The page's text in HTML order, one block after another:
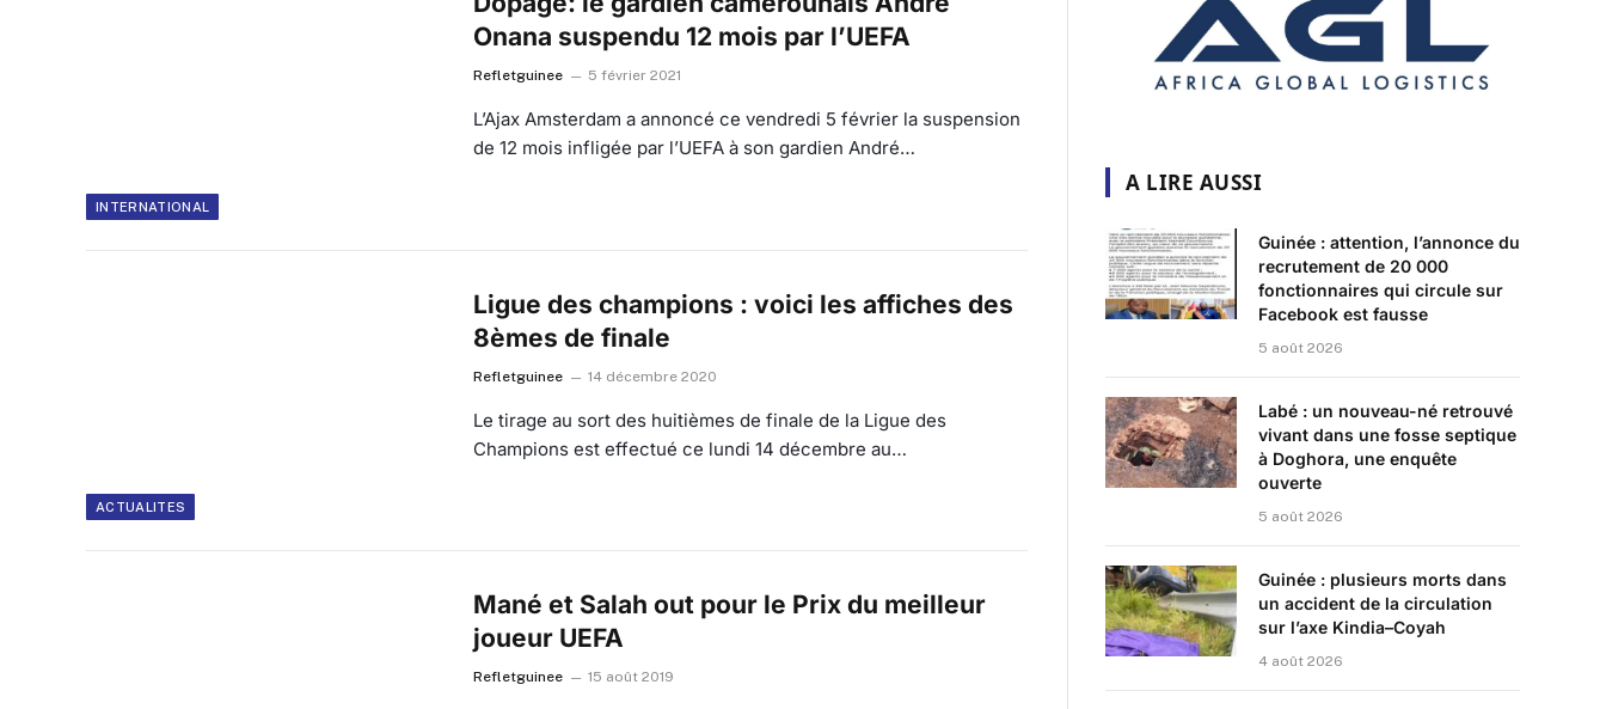
INTERNATIONAL
Onana suspendu 12 mois par l’UEFA
Refletguinee 5 février 2021
L’Ajax Amsterdam a annoncé ce vendredi 5 février la suspension
de 12 mois infligée par l’UEFA à son gardien André…
ACTUALITES
Ligue des champions : voici les affiches des
8èmes de finale
Refletguinee 14 décembre 2020
Le tirage au sort des huitièmes de finale de la Ligue des
Champions est effectué ce lundi 14 décembre au…
Mané et Salah out pour le Prix du meilleur
joueur UEFA
Refletguinee 15 août 2019
A LIRE AUSSI
Guinée : attention, l’annonce du
recrutement de 20 000
fonctionnaires qui circule sur
Facebook est fausse
5 août 2026
Labé : un nouveau-né retrouvé
vivant dans une fosse septique
à Doghora, une enquête
ouverte
5 août 2026
Guinée : plusieurs morts dans
un accident de la circulation
sur l’axe Kindia–Coyah
4 août 2026